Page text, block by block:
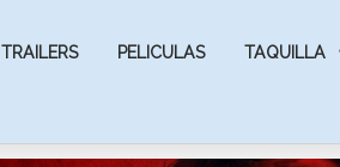
TRAILERS PELICULAS TAQUILLA